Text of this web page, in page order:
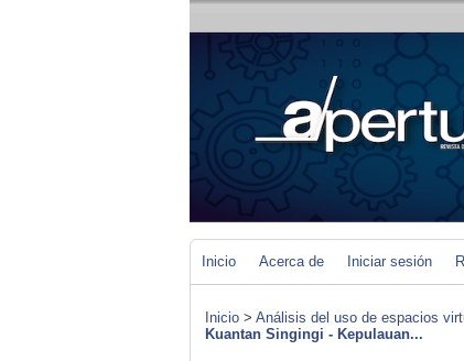
Inicio Acerca de Iniciar sesión
Inicio > Análisis del uso de espacios
Kuantan Singingi - Kepulauan...